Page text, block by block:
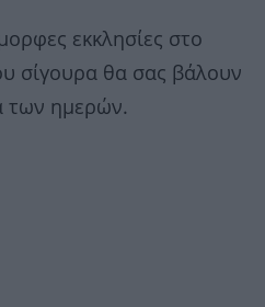
εκκλησίες στο
σίγουρα θα σας βάλουν
των ημερών.